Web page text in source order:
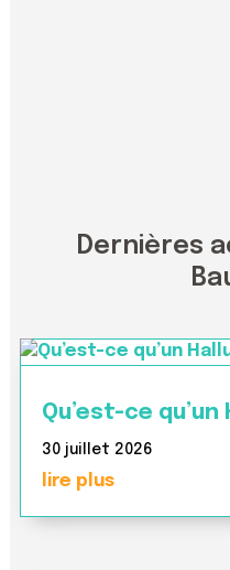
Dernières
Qu’est-ce qu’un
30 juillet 2026
lire plus